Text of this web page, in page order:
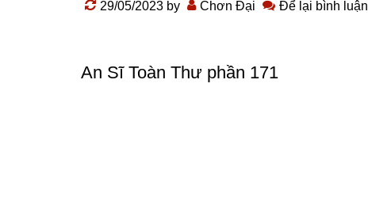
29/05/2023 by Chơn Đại Để lại bình luận
An Sĩ Toàn Thư phần 171